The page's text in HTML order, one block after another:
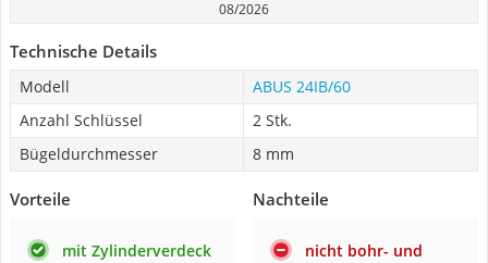
08/2026
Technische Details
Modell
ABUS 24IB/60
Anzahl Schlüssel
2 Stk.
Bügeldurchmesser
8 mm
Vorteile
mit Zylinderverdeck
Nachteile
nicht bohr- und